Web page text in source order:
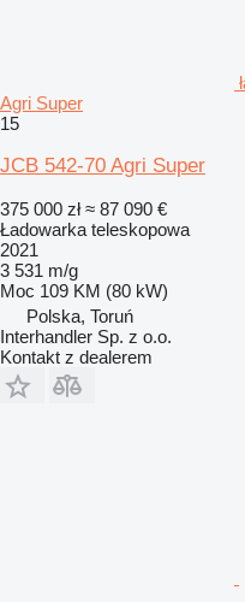
Agri Super
15
JCB 542-70 Agri Super
375 000 zł ≈ 87 090 €
Ładowarka teleskopowa
2021
3 531 m/g
Moc 109 KM (80 kW)
Polska, Toruń
Interhandler Sp. z o.o.
Kontakt z dealerem